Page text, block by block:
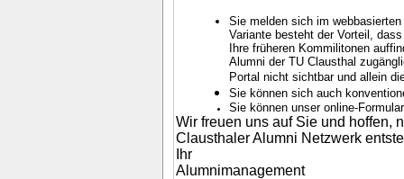
Sie melden sich im
Variante besteht der Vorteil,
Ihre früheren Kommilitonen
Alumni der TU Clausthal
Portal nicht sichtbar und allein
Sie können sich auch
Sie können unser online-
Wir freuen uns auf Sie und hoffen,
Clausthaler Alumni Netzwerk
Ihr
Alumnimanagement